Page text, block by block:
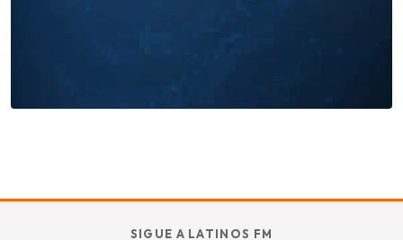
TU SABOR
Añade tu restaurante
SIGUE A LATINOS FM